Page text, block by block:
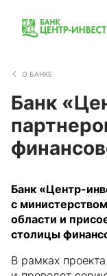
О БАНКЕ
Банк
Банк «Центр-
с
области и
столицы
В рамках